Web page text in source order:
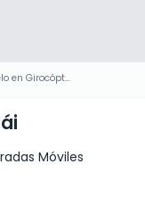
Vuelo en Girocóptero Dubái
Móviles